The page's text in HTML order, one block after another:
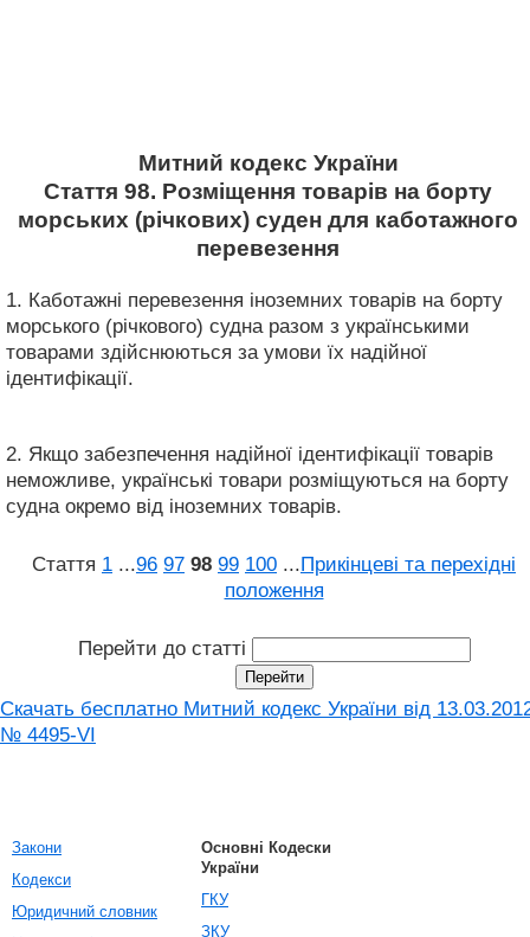
Митний кодекс України
Стаття 98. Розміщення товарів на борту
морських (річкових) суден для каботажного
перевезення
1. Каботажні перевезення іноземних товарів на борту
морського (річкового) судна разом з українськими
товарами здійснюються за умови їх надійної
ідентифікації.
2. Якщо забезпечення надійної ідентифікації товарів
неможливе, українські товари розміщуються на борту
судна окремо від іноземних товарів.
Стаття 1 ...96 97 98 99 100 ...Прикінцеві та перехідні
положення
Перейти до статті
Скачать бесплатно Митний кодекс України від
№ 4495-VI
Закони
Кодекси
Юридичний словник
Основні Кодески
України
ГКУ
ЗКУ